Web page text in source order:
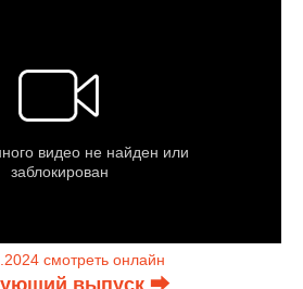
смотреть онлайн
выпуск ⮕